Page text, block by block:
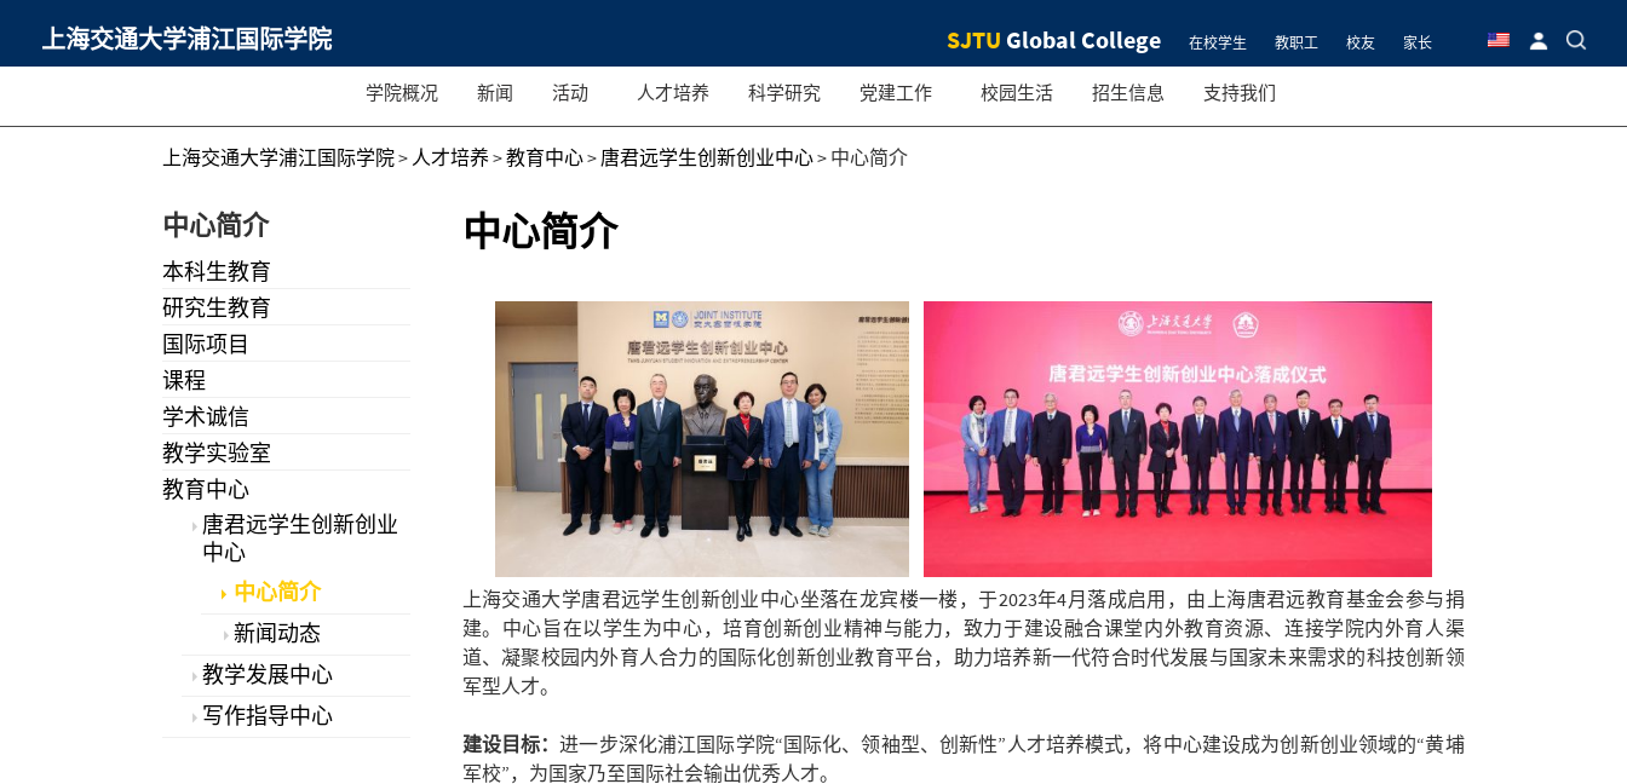
上海交通大学浦江国际学院 SJTU Global College 在校学生 教职工 校友 家长
学院概况 新闻 活动 人才培养 科学研究 党建工作 校园生活 招生信息 支持我们
上海交通大学浦江国际学院> 人才培养>教育中心> 唐君远学生创新创业中心> 中心简介
中心简介
本科生教育
研究生教育
国际项目
课程
学术诚信
教学实验室
教育中心
唐君远学生创新创业
中心
中心简介
新闻动态
教学发展中心
写作指导中心
中心简介
上海交通大学唐君远学生创新创业中心坐落在龙宾楼一楼，于2023年4月落成启用，由上海唐君远教育基金会参与捐
建。中心旨在以学生为中心，培育创新创业精神与能力，致力于建设融合课堂内外教育资源、连接学院内外育人渠
道、凝聚校园内外育人合力的国际化创新创业教育平台，助力培养新一代符合时代发展与国家未来需求的科技创新领
军型人才。
建设目标：进一步深化浦江国际学院“国际化、领袖型、创新性”人才培养模式，将中心建设成为创新创业领域的“黄埔
军校”，为国家乃至国际社会输出优秀人才。